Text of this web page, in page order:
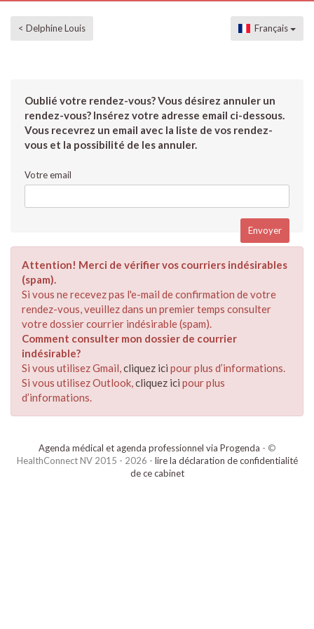
< Delphine Louis Français
Oublié votre rendez-vous? Vous désirez annuler un
rendez-vous? Insérez votre adresse email ci-dessous.
Vous recevrez un email avec la liste de vos rendez-
vous et la possibilité de les annuler.
Votre email
Attention! Merci de vérifier vos courriers indésirables
(spam).
Si vous ne recevez pas l'e-mail de confirmation de votre
rendez-vous, veuillez dans un premier temps consulter
votre dossier courrier indésirable (spam).
Comment consulter mon dossier de courrier
indésirable?
Si vous utilisez Gmail,cliquez ici pour plus d’informations.
Si vous utilisez Outlook,cliquez ici pour plus
d’informations.
Agenda médical et agenda professionnel via Progenda - ©
HealthConnect NV 2015 - 2026 - lire la déclaration de confidentialité
de ce cabinet